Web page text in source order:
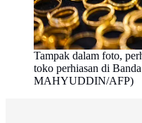
Tampak dalam foto,
toko perhiasan di
MAHYUDDIN/AFP)